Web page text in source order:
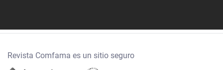
Revista Comfama es un sitio seguro